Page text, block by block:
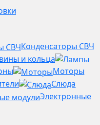
Конденсаторы СВЧ
и кольца
Моторы
Слюда
Электронные